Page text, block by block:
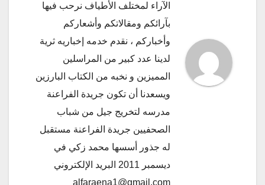
الآراء لمختلف الأطياف نرحب فيها
بآرائكم ومقالاتكم وأشعاركم
وأخباركم ، نقدم خدمه إخباريه ثرية
لدينا عدد كبير من المراسلين
المميزين و نخبه من الكتاب البارزين
ويسعدنا أن تكون جريدة الفراعنة
مدرسه لتخريج جيل من شباب
الصحفيين جريدة الفراعنة مستقبل
له جذور أسسها محمد زكي في
ديسمبر 2011 البريد الإلكتروني
alfaraena1@gmail.com